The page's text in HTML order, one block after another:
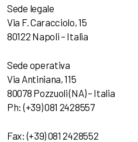
Sede legale
Via F. Caracciolo, 15
80122 Napoli – Italia
Sede operativa
Via Antiniana, 115
80078 Pozzuoli (NA) – Italia
Ph: (+39) 081 2428557
Fax: (+39) 081 2428552